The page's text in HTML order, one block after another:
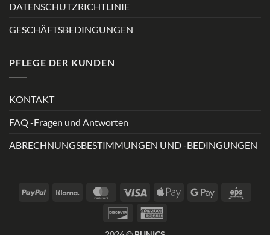
DATENSCHUTZRICHTLINIE
GESCHÄFTSBEDINGUNGEN
PFLEGE DER KUNDEN
KONTAKT
FAQ -Fragen und Antworten
ABRECHNUNGSBESTIMMUNGEN UND -BEDINGUNGEN
PayPal Klarna MasterCardVisa
Apple
Google
Discover